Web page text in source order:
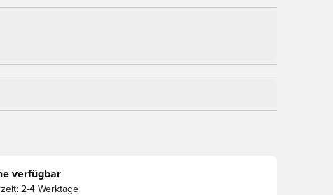
verfügbar
2-4 Werktage